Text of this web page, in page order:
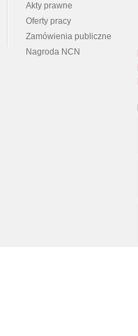
Akty prawne
Oferty pracy
Zamówienia publiczne
Nagroda NCN